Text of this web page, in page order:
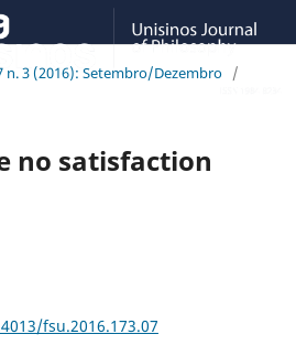
n. 3 (2016): Setembro/Dezembro /
no satisfaction
fsu.2016.173.07